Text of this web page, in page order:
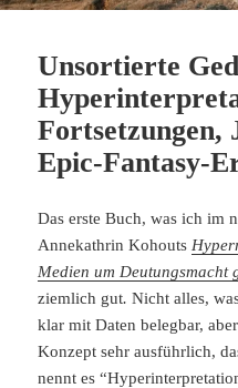
Unsortierte
Fortsetzungen,
Epic-Fantasy-
Das erste Buch, was ich im
Annekathrin Kohouts
Medien um Deutungsmacht
ziemlich gut. Nicht alles,
klar mit Daten belegbar,
Konzept sehr ausführlich,
nennt es